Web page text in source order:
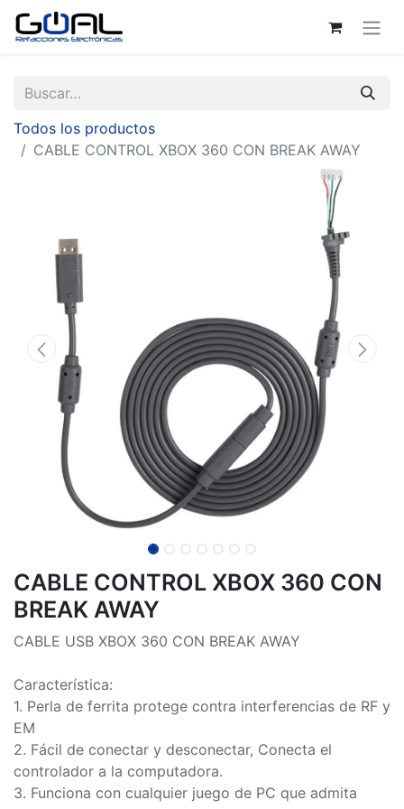
Todos los productos
CABLE CONTROL XBOX 360 CON BREAK AWAY
CABLE CONTROL XBOX 360 CON
BREAK AWAY
CABLE USB XBOX 360 CON BREAK AWAY
Característica:
1. Perla de ferrita protege contra interferencias de RF y
EM
2. Fácil de conectar y desconectar, Conecta el
controlador a la computadora.
3. Funciona con cualquier juego de PC que admita